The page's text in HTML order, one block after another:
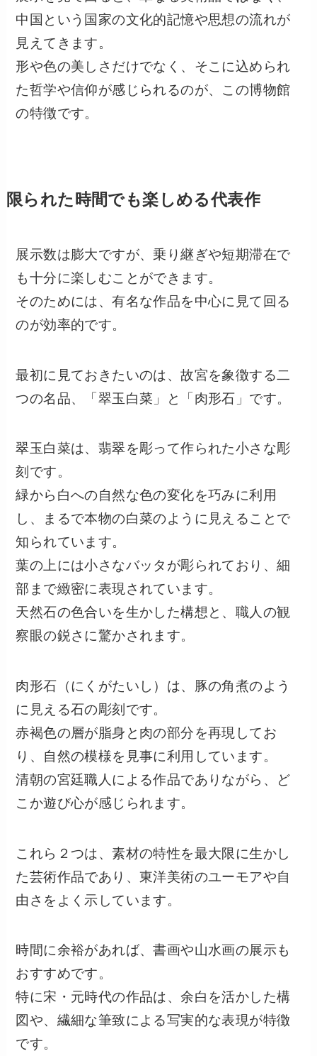
中国という国家の文化的記憶や思想の流れが
見えてきます。
形や色の美しさだけでなく、そこに込められ
た哲学や信仰が感じられるのが、この博物館
の特徴です。
限られた時間でも楽しめる代表作
展示数は膨大ですが、乗り継ぎや短期滞在で
も十分に楽しむことができます。
そのためには、有名な作品を中心に見て回る
のが効率的です。
最初に見ておきたいのは、故宮を象徴する二
つの名品、「翠玉白菜」と「肉形石」です。
翠玉白菜は、翡翠を彫って作られた小さな彫
刻です。
緑から白への自然な色の変化を巧みに利用
し、まるで本物の白菜のように見えることで
知られています。
葉の上には小さなバッタが彫られており、細
部まで緻密に表現されています。
天然石の色合いを生かした構想と、職人の観
察眼の鋭さに驚かされます。
肉形石（にくがたいし）は、豚の角煮のよう
に見える石の彫刻です。
赤褐色の層が脂身と肉の部分を再現してお
り、自然の模様を見事に利用しています。
清朝の宮廷職人による作品でありながら、ど
こか遊び心が感じられます。
これら２つは、素材の特性を最大限に生かし
た芸術作品であり、東洋美術のユーモアや自
由さをよく示しています。
時間に余裕があれば、書画や山水画の展示も
おすすめです。
特に宋・元時代の作品は、余白を活かした構
図や、繊細な筆致による写実的な表現が特徴
です。